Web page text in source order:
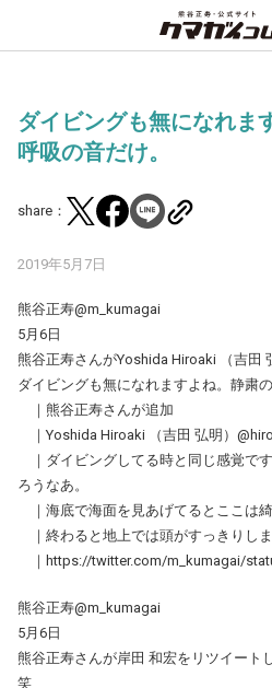
ダイビングも無になれま
呼吸の音だけ。
share：
2019年5月7日
熊谷正寿@m_kumagai
5月6日
熊谷正寿さんがYoshida Hiroaki （吉田
ダイビングも無になれますよね。静粛
｜熊谷正寿さんが追加
｜Yoshida Hiroaki （吉田 弘明）
｜ダイビングしてる時と同じ感覚で
ろうなあ。
｜海底で海面を見あげてるとここは
｜終わると地上では頭がすっきりしま
｜https://twitter.com/m_kumagai/
熊谷正寿@m_kumagai
5月6日
熊谷正寿さんが岸田 和宏をリツイート
笑